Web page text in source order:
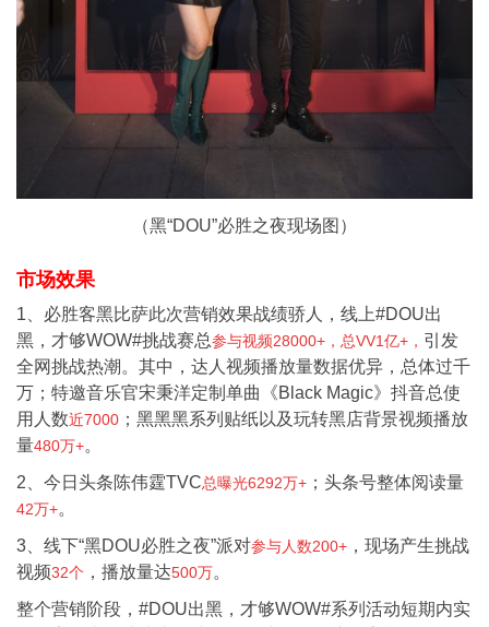
（黑“DOU”必胜之夜现场图）
市场效果
1、必胜客黑比萨此次营销效果战绩骄人，线上#DOU出
黑，才够WOW#挑战赛总参与视频28000+ ，总VV1亿+ ， 引发
全网挑战热潮。其中，达人视频播放量数据优异，总体过千
万；特邀音乐官宋秉洋定制单曲《Black Magic》抖音总使
用人数近7000 ；黑黑黑系列贴纸以及玩转黑店背景视频播放
量480万+。
2、今日头条陈伟霆TVC总曝光6292万+ ；头条号整体阅读量
42万+。
3、线下“黑DOU必胜之夜”派对参与人数200+ ，现场产生挑战
视频32个 ，播放量达500万。
整个营销阶段，#DOU出黑，才够WOW#系列活动短期内实